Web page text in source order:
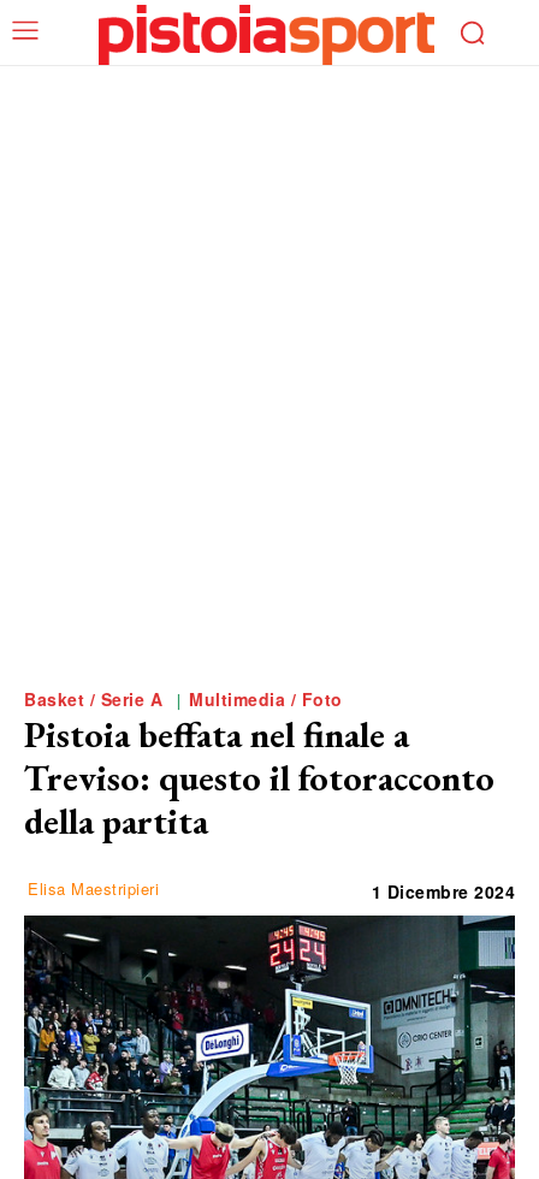
Basket / Serie A Multimedia / Foto
Pistoia beffata nel finale a
Treviso: questo il fotoracconto
della partita
Elisa Maestripieri 1 Dicembre 2024